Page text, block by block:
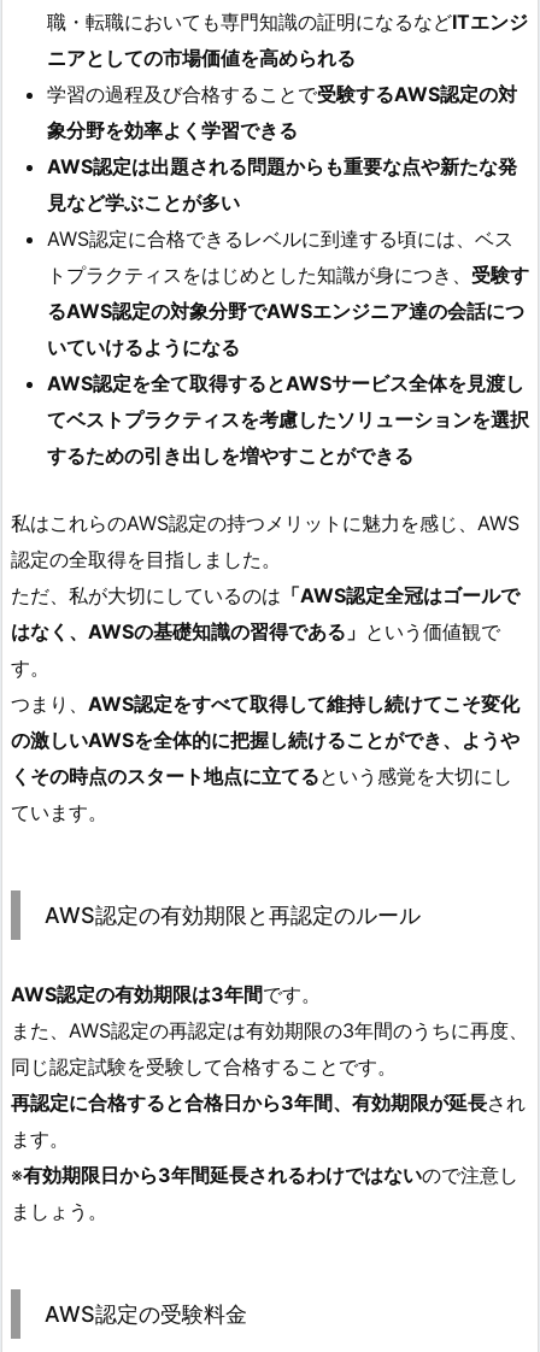
職・転職においても専門知識の証明になるなどITエンジ
ニアとしての市場価値を高められる
学習の過程及び合格することで受験するAWS認定の対
象分野を効率よく学習できる
AWS認定は出題される問題からも重要な点や新たな発
見など学ぶことが多い
AWS認定に合格できるレベルに到達する頃には、ベス
トプラクティスをはじめとした知識が身につき、 受験す
るAWS認定の対象分野でAWSエンジニア達の会話につ
いていけるようになる
AWS認定を全て取得するとAWSサービス全体を見渡し
てベストプラクティスを考慮したソリューションを選択
するための引き出しを増やすことができる
私はこれらのAWS認定の持つメリットに魅力を感じ、AWS
認定の全取得を目指しました。
ただ、私が大切にしているのは 「AWS認定全冠はゴールで
はなく、AWSの基礎知識の習得である」 という価値観で
す。
つまり、 AWS認定をすべて取得して維持し続けてこそ変化
の激しいAWSを全体的に把握し続けることができ、ようや
くその時点のスタート地点に立てるという感覚を大切にし
ています。
AWS認定の有効期限と再認定のルール
AWS認定の有効期限は3年間です。
また、AWS認定の再認定は有効期限の3年間のうちに再度、
同じ認定試験を受験して合格することです。
再認定に合格すると合格日から3年間、有効期限が延長され
ます。
※有効期限日から3年間延長されるわけではないので注意し
ましょう。
AWS認定の受験料金